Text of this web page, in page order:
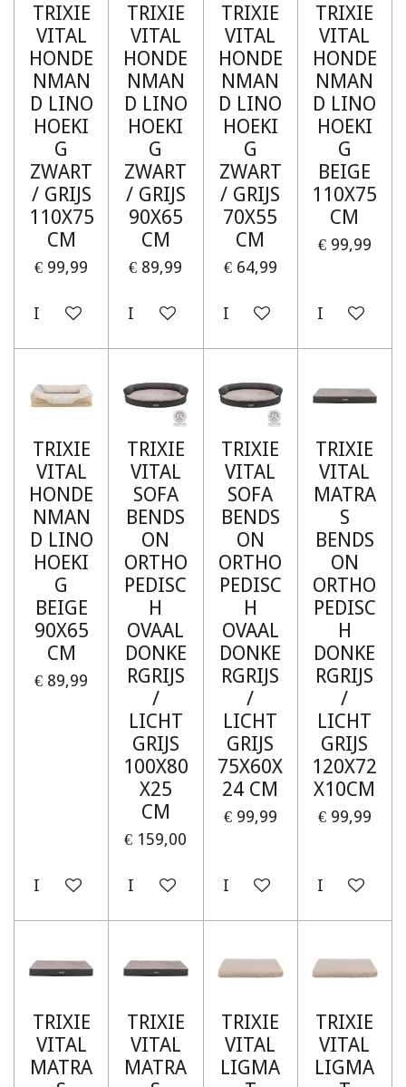
TRIXIE
VITAL
HONDE
NMAN
D LINO
HOEKI
G
ZWART
/ GRIJS
110X75
CM
€ 99,99
In winkelwagen
TRIXIE
VITAL
HONDE
NMAN
D LINO
HOEKI
G
ZWART
/ GRIJS
90X65
CM
€ 89,99
In winkelwagen
TRIXIE
VITAL
HONDE
NMAN
D LINO
HOEKI
G
ZWART
/ GRIJS
70X55
CM
€ 64,99
In winkelwagen
TRIXIE
VITAL
HONDE
NMAN
D LINO
HOEKI
G
BEIGE
110X75
CM
€ 99,99
In
TRIXIE
VITAL
HONDE
NMAN
D LINO
HOEKI
G
BEIGE
90X65
CM
€ 89,99
In winkelwagen
TRIXIE
VITAL
SOFA
BENDS
ON
ORTHO
PEDISC
H
OVAAL
DONKE
RGRIJS
/
LICHT
GRIJS
100X80
X25
CM
€ 159,00
In winkelwagen
TRIXIE
VITAL
SOFA
BENDS
ON
ORTHO
PEDISC
H
OVAAL
DONKE
RGRIJS
/
LICHT
GRIJS
75X60X
24 CM
€ 99,99
In winkelwagen
TRIXIE
VITAL
MATRA
S
BENDS
ON
ORTHO
PEDISC
H
DONKE
RGRIJS
/
LICHT
GRIJS
120X72
X10CM
€ 99,99
In
TRIXIE
VITAL
MATRA
TRIXIE
VITAL
MATRA
TRIXIE
VITAL
LIGMA
TRIXIE
VITAL
LIGMA